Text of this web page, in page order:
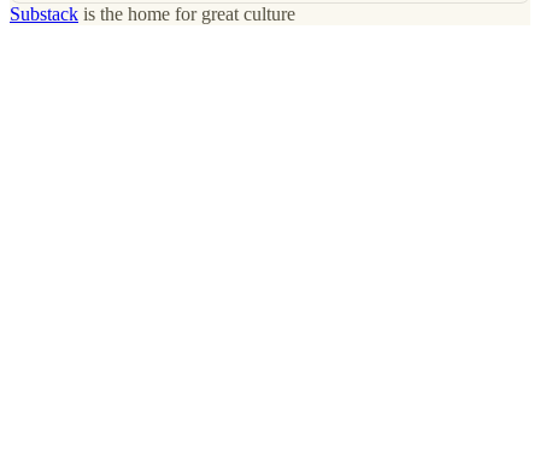
Substack is the home for great culture